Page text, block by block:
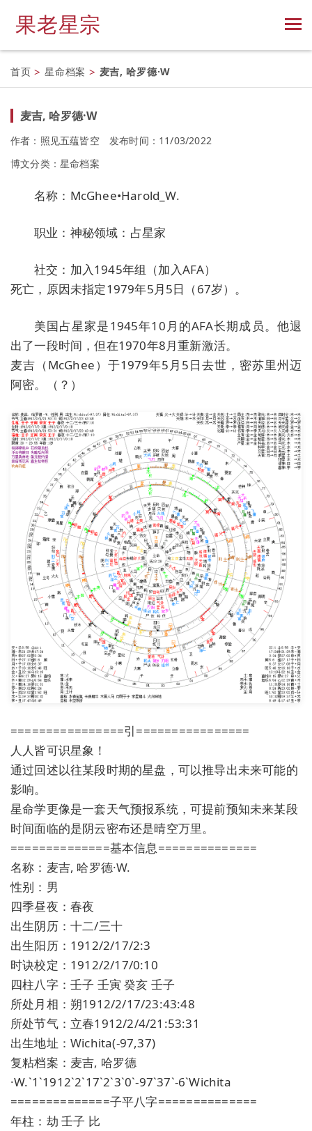
果老星宗
首页 > 星命档案 > 麦吉, 哈罗德·W
麦吉, 哈罗德·W
作者：照见五蕴皆空
发布时间：11/03/2022
博文分类： 星命档案
名称：McGhee•Harold_W.
职业：神秘领域：占星家
社交：加入1945年组（加入AFA）
死亡，原因未指定1979年5月5日（67岁）。
美国占星家是1945年10月的AFA长期成员。他退
出了一段时间，但在1970年8月重新激活。
麦吉（McGhee）于1979年5月5日去世，密苏里州迈
阿密。（？）
================引================
人人皆可识星象！
通过回述以往某段时期的星盘，可以推导出未来可能的
影响。
星命学更像是一套天气预报系统，可提前预知未来某段
时间面临的是阴云密布还是晴空万里。
==============基本信息==============
名称：麦吉, 哈罗德·W.
性别：男
四季昼夜：春夜
出生阴历：十二/三十
出生阳历：1912/2/17/2:3
时诀校定：1912/2/17/0:10
四柱八字：壬子 壬寅 癸亥 壬子
所处月相：朔1912/2/17/23:43:48
所处节气：立春1912/2/4/21:53:31
出生地址：Wichita(-97,37)
复粘档案：麦吉, 哈罗德
·W.`1`1912`2`17`2`3`0`-97`37`-6`Wichita
==============子平八字==============
年柱：劫 壬子 比